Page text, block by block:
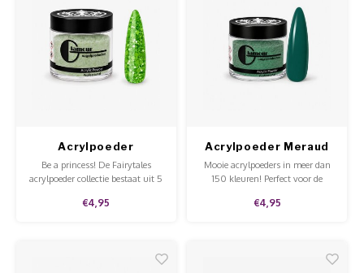
Acrylpoeder
Fairytales Fiona
Be a princess! De Fairytales
acrylpoeder collectie bestaat uit 5
prinsessen onder ons.
€4,95
Acrylpoeder Meraud
Mooie acrylpoeders in meer dan
150 kleuren! Perfect voor de
gebruik in de salon. Goede
€4,95